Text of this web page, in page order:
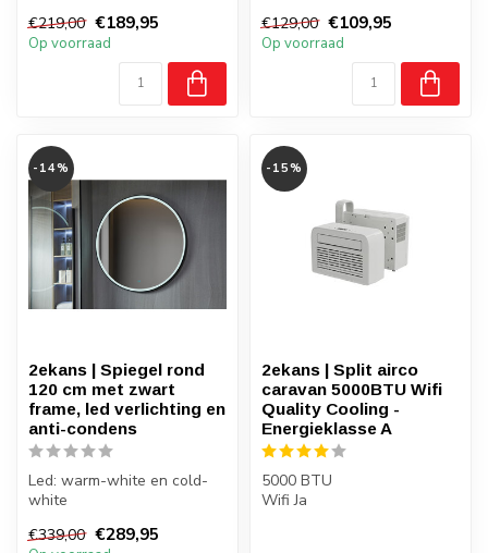
€219,00 €189,95
Op voorraad
Badkamer: Ja, zone 2...
€129,00 €109,95
Op voorraad
-14%
2ekans | Spiegel rond
120 cm met zwart
frame, led verlichting en
anti-condens
Led: warm-white en cold-
white
Met ombouw frame
€339,00 €289,95
-15%
2ekans | Split airco
caravan 5000BTU Wifi
Quality Cooling -
Energieklasse A
5000 BTU
Wifi Ja